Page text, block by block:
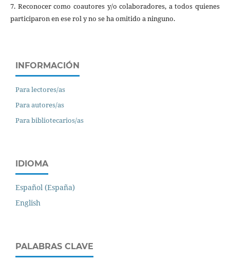
7. Reconocer como coautores y/o colaboradores, a todos quienes
participaron en ese rol y no se ha omitido a ninguno.
INFORMACIÓN
Para lectores/as
Para autores/as
Para bibliotecarios/as
IDIOMA
Español (España)
English
PALABRAS CLAVE